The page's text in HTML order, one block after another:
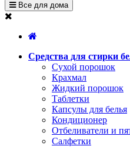
Все для дома
Средства для стирки
Сухой порошок
Крахмал
Жидкий порошок
Таблетки
Капсулы для белья
Кондиционер
Отбеливатели и
Салфетки